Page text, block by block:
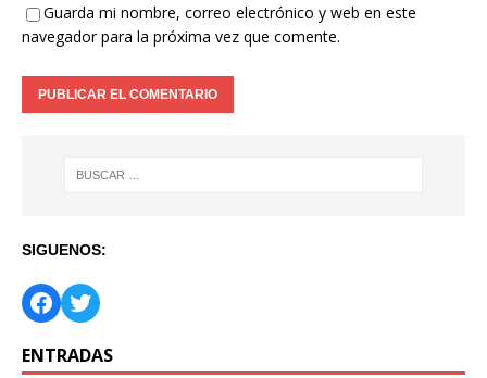
Guarda mi nombre, correo electrónico y web en este
navegador para la próxima vez que comente.
SIGUENOS:
ENTRADAS